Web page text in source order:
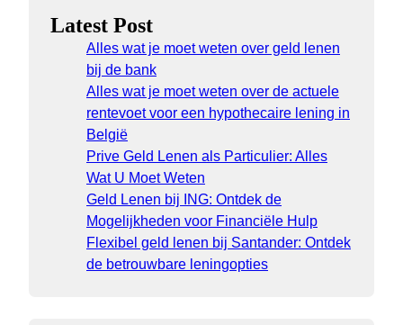
Latest Post
Alles wat je moet weten over geld lenen
bij de bank
Alles wat je moet weten over de actuele
rentevoet voor een hypothecaire lening in
België
Prive Geld Lenen als Particulier: Alles
Wat U Moet Weten
Geld Lenen bij ING: Ontdek de
Mogelijkheden voor Financiële Hulp
Flexibel geld lenen bij Santander: Ontdek
de betrouwbare leningopties